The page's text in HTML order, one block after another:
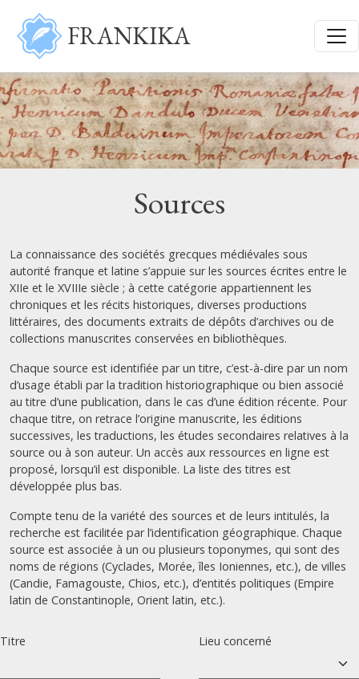
Aller au contenu principal
FRANKIKA
Sources
La connaissance des sociétés grecques médiévales sous
autorité franque et latine s’appuie sur les sources écrites entre le
XIIe et le XVIIIe siècle ; à cette catégorie appartiennent les
chroniques et les récits historiques, diverses productions
littéraires, des documents extraits de dépôts d’archives ou de
collections manuscrites conservées en bibliothèques.
Chaque source est identifiée par un titre, c’est-à-dire par un nom
d’usage établi par la tradition historiographique ou bien associé
au titre d’une publication, dans le cas d’une édition récente. Pour
chaque titre, on retrace l’origine manuscrite, les éditions
successives, les traductions, les études secondaires relatives à la
source ou à son auteur. Un accès aux ressources en ligne est
proposé, lorsqu’il est disponible. La liste des titres est
développée plus bas.
Compte tenu de la variété des sources et de leurs intitulés, la
recherche est facilitée par l’identification géographique. Chaque
source est associée à un ou plusieurs toponymes, qui sont des
noms de régions (Cyclades, Morée, îles Ioniennes, etc.), de villes
(Candie, Famagouste, Chios, etc.), d’entités politiques (Empire
latin de Constantinople, Orient latin, etc.).
Titre Lieu concerné